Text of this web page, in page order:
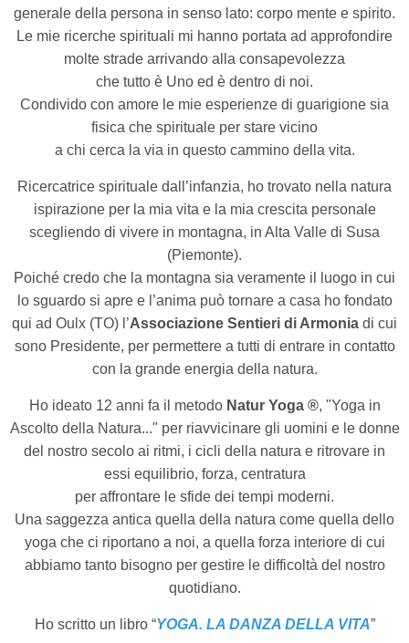
generale della persona in senso lato: corpo mente e spirito.
Le mie ricerche spirituali mi hanno portata ad approfondire
molte strade arrivando alla consapevolezza
che tutto è Uno ed è dentro di noi.
Condivido con amore le mie esperienze di guarigione sia
fisica che spirituale per stare vicino
a chi cerca la via in questo cammino della vita.
Ricercatrice spirituale dall’infanzia, ho trovato nella natura
ispirazione per la mia vita e la mia crescita personale
scegliendo di vivere in montagna, in Alta Valle di Susa
(Piemonte).
Poiché credo che la montagna sia veramente il luogo in cui
lo sguardo si apre e l’anima può tornare a casa ho fondato
qui ad Oulx (TO) l’Associazione Sentieri di Armonia di cui
sono Presidente, per permettere a tutti di entrare in contatto
con la grande energia della natura.
Ho ideato 12 anni fa il metodo Natur Yoga ®, "Yoga in
Ascolto della Natura..." per riavvicinare gli uomini e le donne
del nostro secolo ai ritmi, i cicli della natura e ritrovare in
essi equilibrio, forza, centratura
per affrontare le sfide dei tempi moderni.
Una saggezza antica quella della natura come quella dello
yoga che ci riportano a noi, a quella forza interiore di cui
abbiamo tanto bisogno per gestire le difficoltà del nostro
quotidiano.
Ho scritto un libro “YOGA. LA DANZA DELLA VITA”